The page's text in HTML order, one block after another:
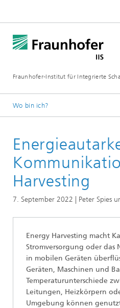
Fraunhofer-Institut für Integrierte
Wo bin ich?
Online-Magazin
Forschungsbereiche im
5G: Forschende
Harvesting
7. September 2022 | Peter Spies
Energy Harvesting macht
Stromversorgung oder das
in mobilen Geräten
Geräten, Maschinen und
Temperaturunterschiede
Leitungen, Heizkörpern
Umgebung können